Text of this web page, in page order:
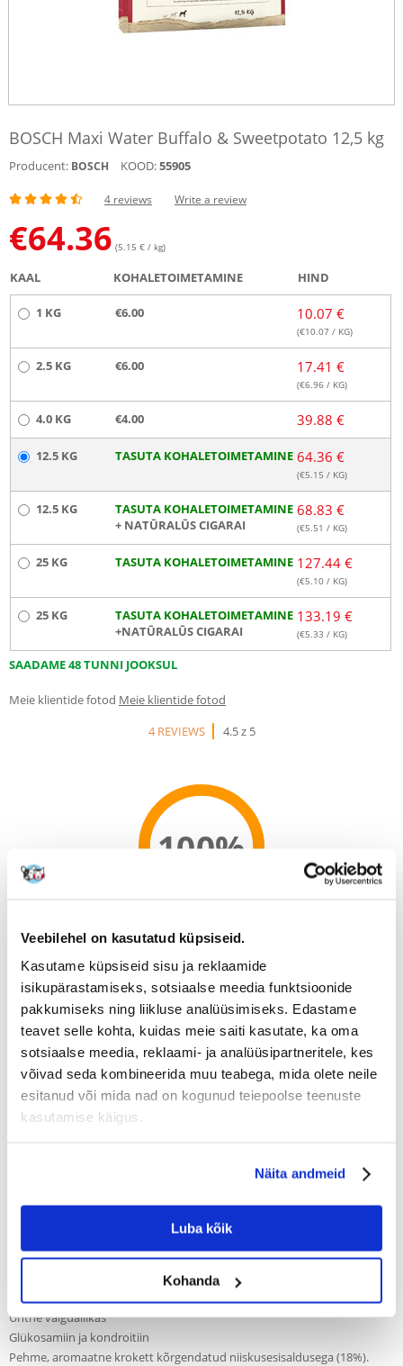
Veebilehel on kasutatud küpsiseid.
Kasutame küpsiseid sisu ja reklaamide
isikupärastamiseks, sotsiaalse meedia funktsioonide
pakkumiseks ning liikluse analüüsimiseks. Edastame
teavet selle kohta, kuidas meie saiti kasutate, ka oma
sotsiaalse meedia, reklaami- ja analüüsipartneritele, kes
võivad seda kombineerida muu teabega, mida olete neile
esitanud või mida nad on kogunud teiepoolse teenuste
kasutamise käigus.
Näita andmeid
Luba kõik
Kohanda
BOSCH Maxi Water Buffalo & Sweetpotato 12,5 kg
Producent: BOSCH KOOD:55905
4 reviews Write a review
€64.36 (5.15 € / kg)
KAAL KOHALETOIMETAMINE HIND
1 KG €6.00 10.07 €
(€10.07 / KG)
2.5 KG €6.00 17.41 €
(€6.96 / KG)
4.0 KG €4.00 39.88 €
12.5 KG TASUTA KOHALETOIMETAMINE 64.36 €
(€5.15 / KG)
12.5 KG
TASUTA KOHALETOIMETAMINE
+ NATŪRALŪS CIGARAI
68.83 €
(€5.51 / KG)
25 KG TASUTA KOHALETOIMETAMINE 127.44 €
(€5.10 / KG)
25 KG
TASUTA KOHALETOIMETAMINE
+NATŪRALŪS CIGARAI
133.19 €
(€5.33 / KG)
SAADAME 48 TUNNI JOOKSUL
Meie klientide fotod Meie klientide fotod
4 REVIEWS
4.5 z 5
100%
Recommend
Kirjeldus
Täielik kuivtoit täiskasvanud suurt tõugu koertele, kellel on tundlik
seedesüsteem ja allergia.
Ainulaadne loomse valgu allikas, veepühvel, annab toidule väga madala
allergeense indeksi. Süsivesikute lisandiks on bataat (jamss), milles on
palju vitamiine ja mineraalaineid. Suurte tõugude koerad vajavad tuge
Spetsiaalselt valitud koostisosad reguleerivad seedimist ja toetavad
Kasutades ainult ühte valguallikat, sobib toit eliminatsioonidieetiks. See
on mõeldud koera allergiat tekitavale faktorile.
Teraviljavaba
Ühtne valguallikas
Glükosamiin ja kondroitiin
Pehme, aromaatne krokett kõrgendatud niiskusesisaldusega (18%).